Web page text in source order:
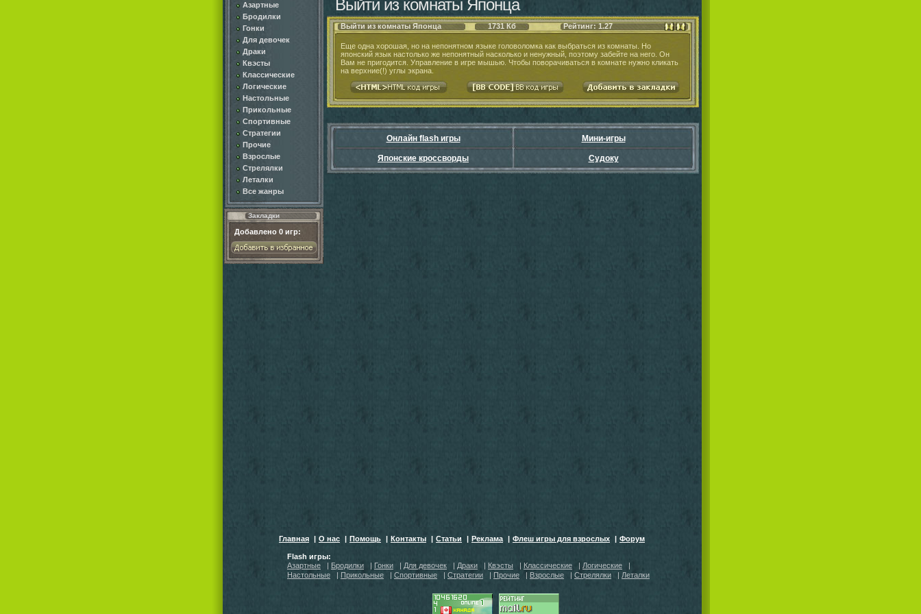
Азартные
Бродилки
Гонки
Для девочек
Драки
Квэсты
Классические
Логические
Настольные
Прикольные
Спортивные
Стратегии
Прочие
Взрослые
Стрелялки
Леталки
Все жанры
Закладки
Добавлено 0 игр:
Выйти из комнаты Японца
Выйти из комнаты Японца 1731 Кб Рейтинг: 1.27
Еще одна хорошая, но на непонятном языке головоломка как выбраться из комнаты. Но
японский язык настолько же непонятный насколько и ненужный, поэтому забейте на него. Он
Вам не пригодится. Управление в игре мышью. Чтобы поворачиваться в комнате нужно кликать
на верхние(!) углы экрана.
Онлайн flash игры Мини-игры
Японские кроссворды Судоку
Главная | О нас | Помощь | Контакты | Статьи | Реклама | Флеш игры для взрослых | Форум
Flash игры:
Азартные
| Бродилки | Гонки | Для девочек | Драки | Квэсты | Классические | Логические
|
Настольные
| Прикольные | Спортивные | Стратегии | Прочие | Взрослые | Стрелялки | Леталки